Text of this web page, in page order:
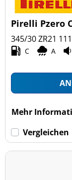
Pirelli Pzero
345/30 ZR21 111
C A
Mehr
Vergleichen